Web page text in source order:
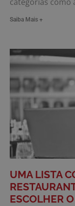
categorias como
Saiba Mais +
UMA LISTA
ESCOLHER